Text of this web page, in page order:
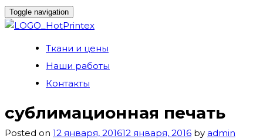
Toggle navigation
Ткани и цены
Наши работы
Контакты
сублимационная печать
Posted on 12 января, 201612 января, 2016 by admin